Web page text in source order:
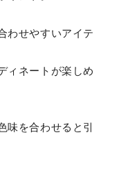
わせやすいアイテ
ィネートが楽しめ
味を合わせると引